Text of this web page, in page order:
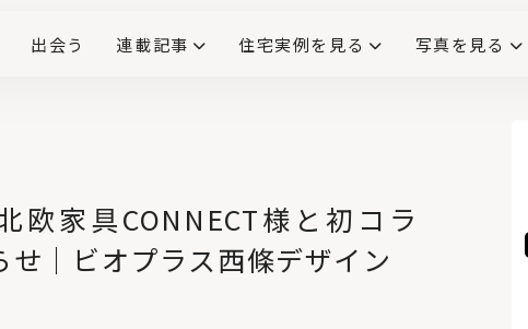
出会う 連載記事 住宅実例を見る 写真を見る
家具CONNECT様と初コラ
｜ビオプラス西條デザイン
No.4
ダイニングのペンダ
ントライト設置で注